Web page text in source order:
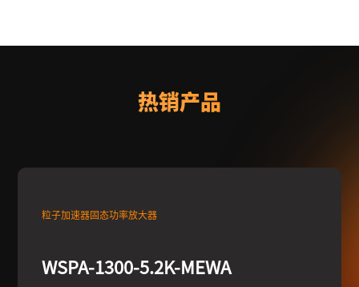
热销产品
粒子加速器固态功率放大器
WSPA-1300-5.2K-MEWA